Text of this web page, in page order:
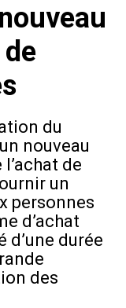
du
nouveau
de
un
personnes
d’achat
durée
des